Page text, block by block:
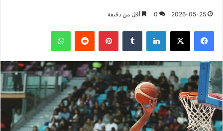
2026-05-25
0 أقل من دقيقة
فيسبوك X لينكدإن بينتيريست واتساب